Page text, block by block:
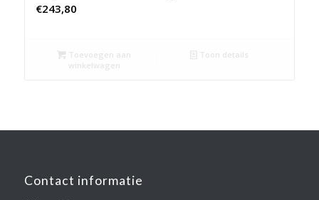
€243,80
Toevoegen aan
winkelwagen
Toon details
Contact informatie